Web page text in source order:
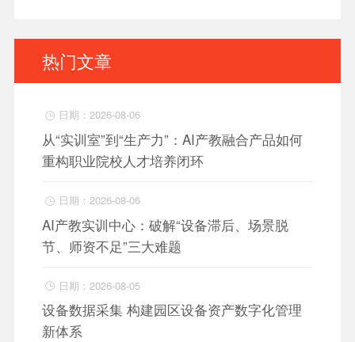
热门文章
 日期：2026-08-06
从“实训室”到“生产力”：AI产教融合产品如何
重构职业院校人才培养闭环
 日期：2026-08-06
AI产教实训中心：破解“设备滞后、场景脱
节、师资不足”三大难题
 日期：2026-08-05
设备数据采集 构建园区设备资产数字化管理
新体系